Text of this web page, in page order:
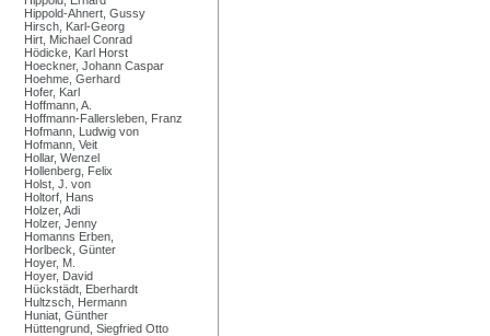
Hippold-Ahnert, Gussy
Hirsch, Karl-Georg
Hirt, Michael Conrad
Hödicke, Karl Horst
Hoeckner, Johann Caspar
Hoehme, Gerhard
Hofer, Karl
Hoffmann, A.
Hoffmann-Fallersleben, Franz
Hofmann, Ludwig von
Hofmann, Veit
Hollar, Wenzel
Hollenberg, Felix
Holst, J. von
Holtorf, Hans
Holzer, Adi
Holzer, Jenny
Homanns Erben,
Horlbeck, Günter
Hoyer, M.
Hoyer, David
Hückstädt, Eberhardt
Hultzsch, Hermann
Huniat, Günther
Hüttengrund, Siegfried Otto